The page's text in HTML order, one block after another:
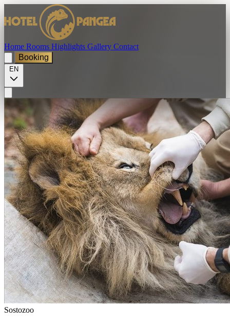
Home Rooms Highlights Gallery Contact
Booking
EN
Sostozoo